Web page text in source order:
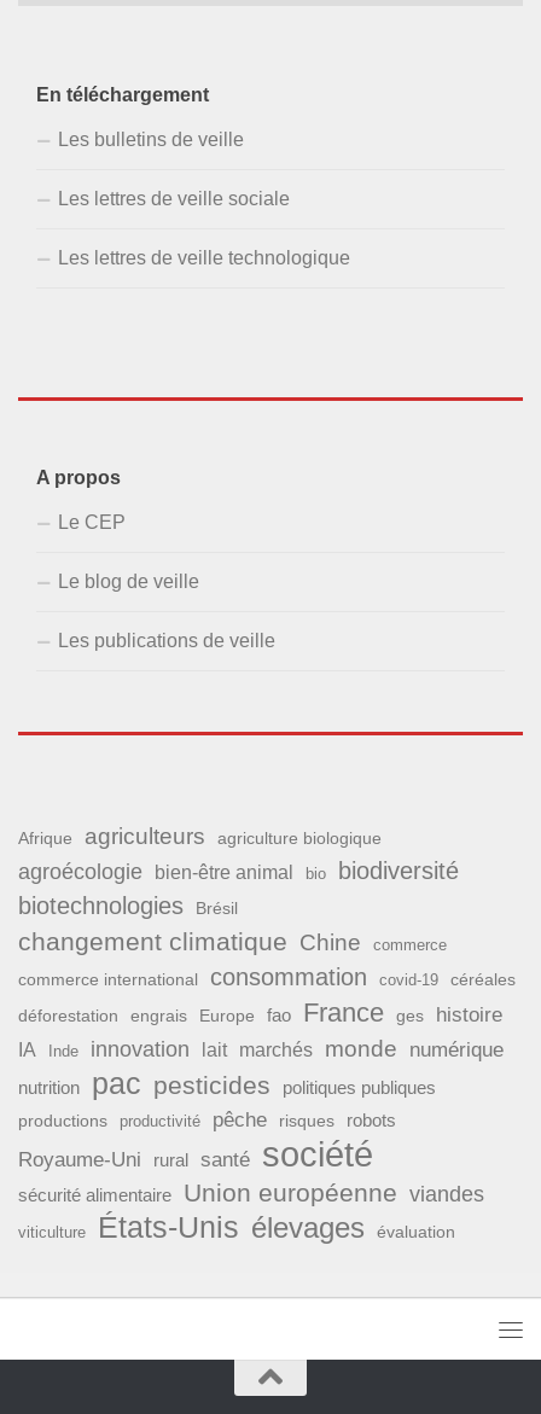
En téléchargement
Les bulletins de veille
Les lettres de veille sociale
Les lettres de veille technologique
A propos
Le CEP
Le blog de veille
Les publications de veille
Afrique agriculteurs agriculture biologique
agroécologie bien-être animal bio
biodiversité
biotechnologies
Brésil
changement climatique Chine commerce
commerce international consommation covid-19 céréales
déforestation engrais Europe fao France ges histoire
IA Inde innovation lait marchés monde numérique
nutrition pac pesticides politiques publiques
productions productivité pêche risques robots
Royaume-Uni rural santé société
sécurité alimentaire Union européenne viandes
viticulture États-Unis élevages évaluation